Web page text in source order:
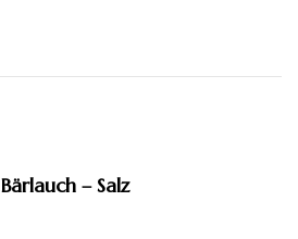
Bärlauch – Salz